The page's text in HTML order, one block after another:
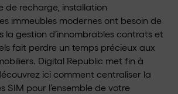
de recharge, installation
immeubles modernes ont besoin de
la gestion d’innombrables contrats et
fait perdre un temps précieux aux
Digital Republic met fin à
ici comment centraliser la
SIM pour l’ensemble de votre